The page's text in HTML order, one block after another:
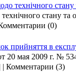
стану
стану та
(0)
в
20 мая 2009 г. №
| Комментарии (3)